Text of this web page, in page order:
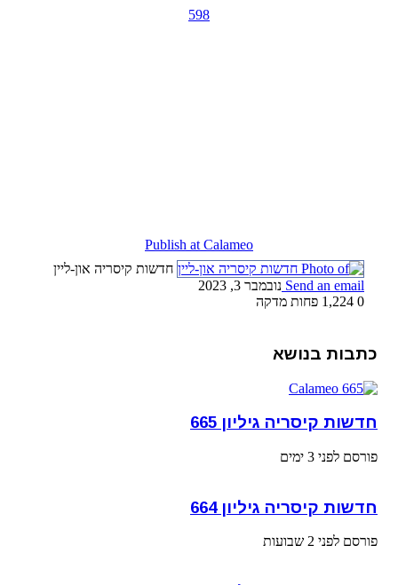
598
Publish at Calameo
חדשות קיסריה און-ליין
Send an email נובמבר 3, 2023
0
פחות מדקה
כתבות בנושא
חדשות קיסריה גיליון 665
פורסם לפני 3 ימים
חדשות קיסריה גיליון 664
פורסם לפני 2 שבועות